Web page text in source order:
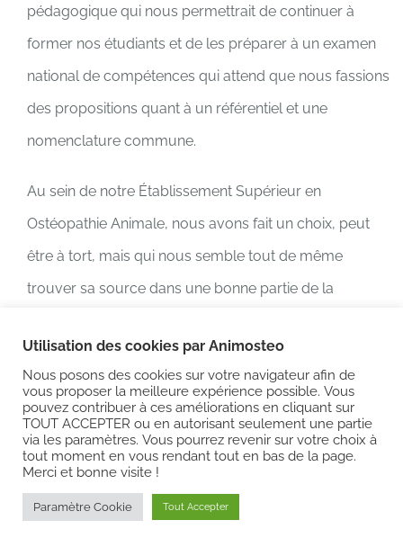
pédagogique qui nous permettrait de continuer à
former nos étudiants et de les préparer à un examen
national de compétences qui attend que nous fassions
des propositions quant à un référentiel et une
nomenclature commune.
Au sein de notre Établissement Supérieur en
Ostéopathie Animale, nous avons fait un choix, peut
être à tort, mais qui nous semble tout de même
trouver sa source dans une bonne partie de la
mobilité du sacrum autour d’axes transverses
permettant des mouvements de flexion et d’extension
du sacrum et autour d’axes obliques permettant des
mouvements de torsion.
Dans l’attente de pouvoir échanger nombreux autour
Utilisation des cookies par Animosteo
Nous posons des cookies sur votre navigateur afin de
vous proposer la meilleure expérience possible. Vous
pouvez contribuer à ces améliorations en cliquant sur
TOUT ACCEPTER ou en autorisant seulement une partie
via les paramètres. Vous pourrez revenir sur votre choix à
tout moment en vous rendant tout en bas de la page.
Merci et bonne visite !
Paramètre Cookie Tout Accepter